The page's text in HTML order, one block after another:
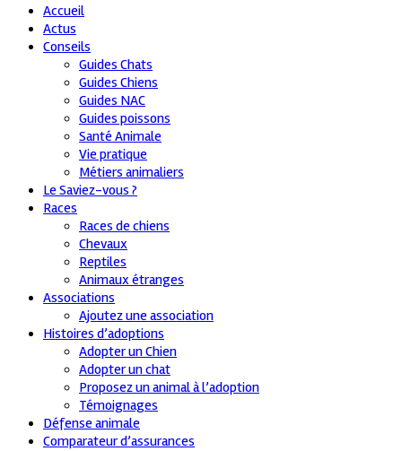
Accueil
Actus
Conseils
Guides Chats
Guides Chiens
Guides NAC
Guides poissons
Santé Animale
Vie pratique
Métiers animaliers
Le Saviez-vous ?
Races
Races de chiens
Chevaux
Reptiles
Animaux étranges
Associations
Ajoutez une association
Histoires d’adoptions
Adopter un Chien
Adopter un chat
Proposez un animal à l’adoption
Témoignages
Défense animale
Comparateur d’assurances